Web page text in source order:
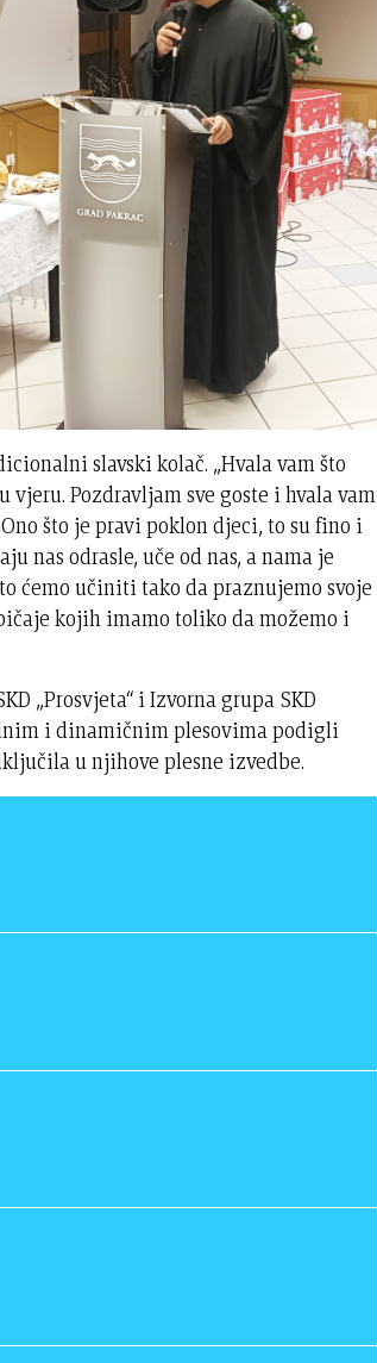
slavski kolač. „Hvala vam što
Pozdravljam sve goste i hvala vam
što je pravi poklon djeci, to su fino i
nas odrasle, uče od nas, a nama je
ćemo učiniti tako da praznujemo svoje
kojih imamo toliko da možemo i
„Prosvjeta“ i Izvorna grupa SKD
i dinamičnim plesovima podigli
u njihove plesne izvedbe.